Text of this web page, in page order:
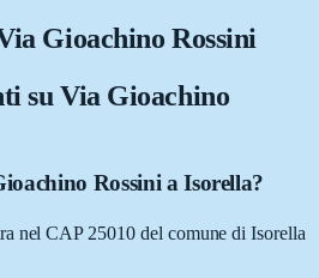
Gioachino Rossini
su Via Gioachino
Rossini a Isorella?
nel CAP 25010 del comune di Isorella